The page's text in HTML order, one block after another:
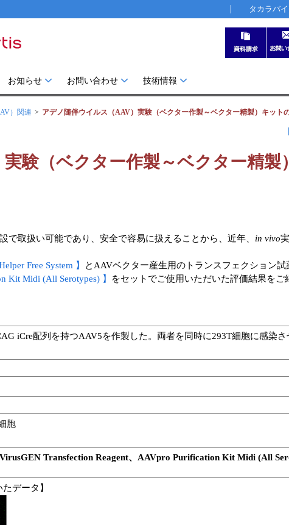
タカラバ
お知らせ お問い合わせ 技術情報
）関連 アデノ随伴ウイルス（AAV）実験（ベクター作製～ベクター精製）キット
験（ベクター作製～ベクター精
取扱い可能であり、安全で容易に扱えることから、近年、 in vivo
Free System 】 とAAVベクター産生用のトランスフェクション試
Kit Midi (All Serotypes) 】 をセットでご使用いただいた評価結果をご
iCre配列を持つAAV5を作製した。両者を同時に293T細胞に感染
胞
Transfection Reagent、AAVpro Purification Kit Midi (All
データ】